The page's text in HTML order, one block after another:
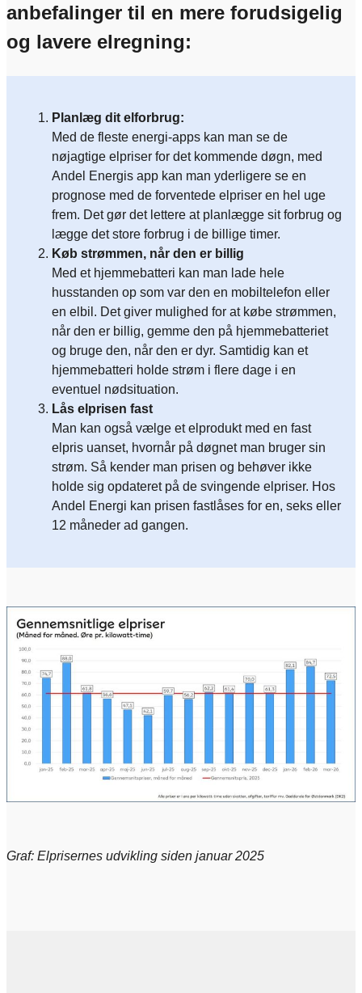
anbefalinger til en mere forudsigelig
og lavere elregning:
Planlæg dit elforbrug:
Med de fleste energi-apps kan man se de
nøjagtige elpriser for det kommende døgn, med
Andel Energis app kan man yderligere se en
prognose med de forventede elpriser en hel uge
frem. Det gør det lettere at planlægge sit forbrug og
lægge det store forbrug i de billige timer.
Køb strømmen, når den er billig
Med et hjemmebatteri kan man lade hele
husstanden op som var den en mobiltelefon eller
en elbil. Det giver mulighed for at købe strømmen,
når den er billig, gemme den på hjemmebatteriet
og bruge den, når den er dyr. Samtidig kan et
hjemmebatteri holde strøm i flere dage i en
eventuel nødsituation.
Lås elprisen fast
Man kan også vælge et elprodukt med en fast
elpris uanset, hvornår på døgnet man bruger sin
strøm. Så kender man prisen og behøver ikke
holde sig opdateret på de svingende elpriser. Hos
Andel Energi kan prisen fastlåses for en, seks eller
12 måneder ad gangen.
Graf: Elprisernes udvikling siden januar 2025